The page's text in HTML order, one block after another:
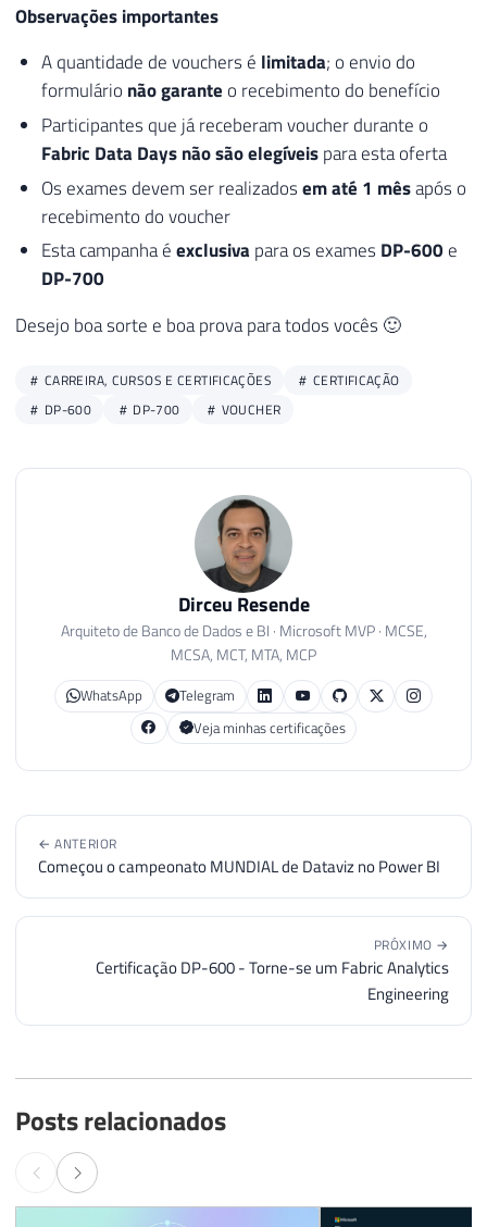
Observações importantes
A quantidade de vouchers é limitada; o envio do
formulário não garante o recebimento do benefício
Participantes que já receberam voucher durante o
Fabric Data Days não são elegíveispara esta oferta
Os exames devem ser realizadosem até 1 mêsapós o
recebimento do voucher
Esta campanha éexclusiva para os exames DP-600 e
DP-700
Desejo boa sorte e boa prova para todos vocês 🙂
CARREIRA, CURSOS E CERTIFICAÇÕES
CERTIFICAÇÃO
DP-600
DP-700 VOUCHER
Dirceu Resende
Arquiteto de Banco de Dados e BI · Microsoft MVP · MCSE,
MCSA, MCT, MTA, MCP
WhatsApp
Telegram
Veja minhas certificações
← ANTERIOR
Começou o campeonato MUNDIAL de Dataviz no Power BI
PRÓXIMO →
Certificação DP-600 - Torne-se um Fabric Analytics
Engineering
Posts relacionados